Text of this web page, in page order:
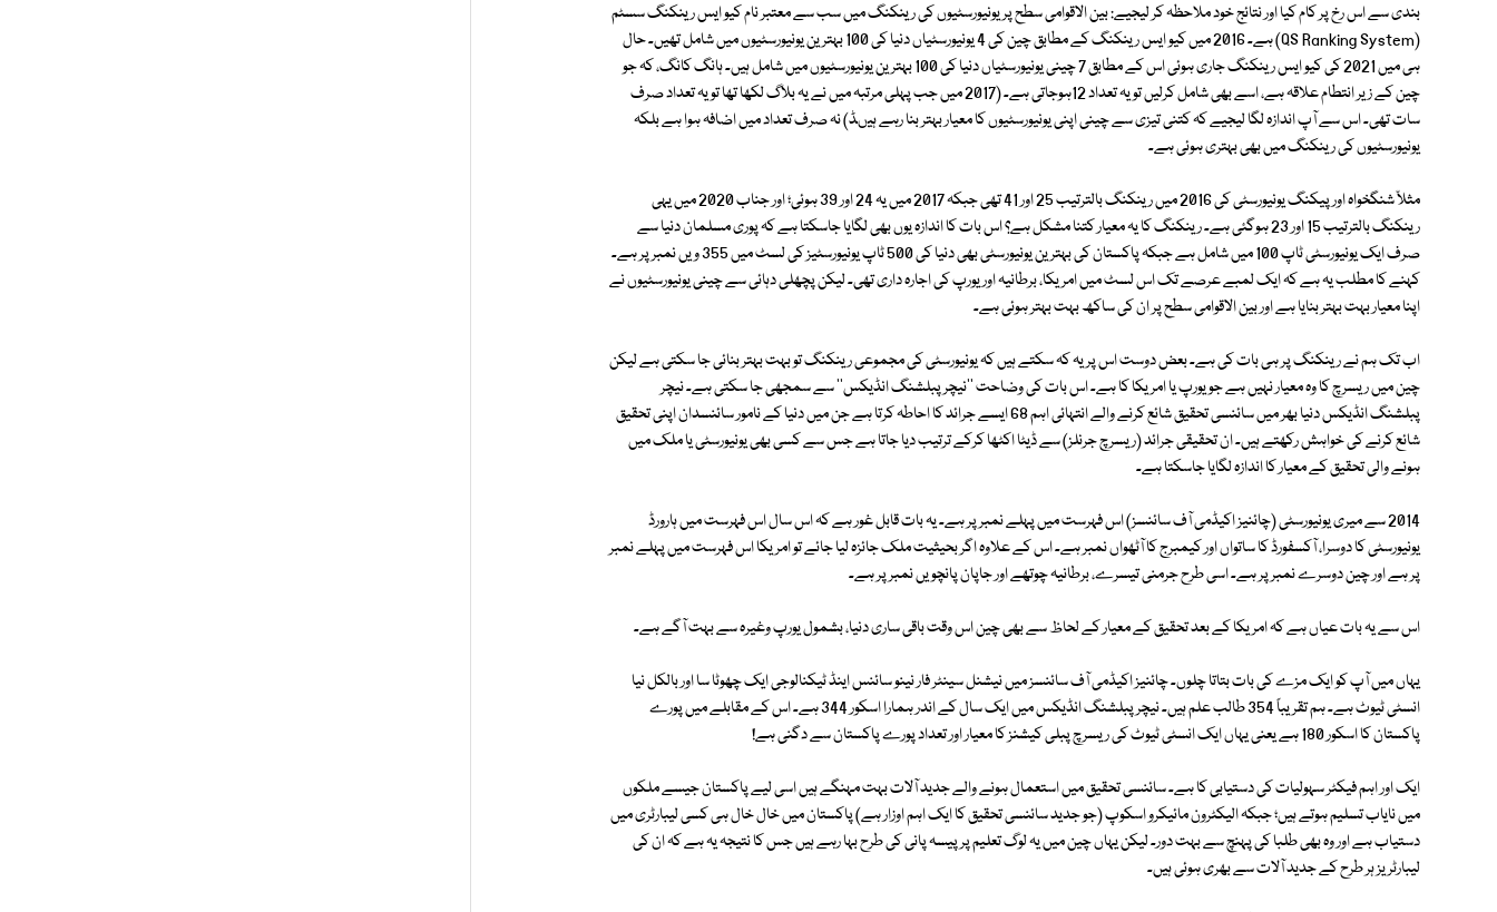
بندی سے اس رخ پر کام کیا اور نتائج خود ملاحظہ کر لیجیے: بین الاقوامی سطح پر یونیورسٹیوں کی رینکنگ میں سب سے معتبر نام کیو ایس رینکنگ سسٹم
(QS Ranking System) ہے۔ 2016 میں کیو ایس رینکنگ کے مطابق چین کی 4 یونیورسٹیاں دنیا کی 100 بہترین یونیورسٹیوں میں شامل تھیں۔ حال
ہی میں 2021 کی کیو ایس رینکنگ جاری ہوئی اس کے مطابق 7 چینی یونیورسٹیاں دنیا کی 100 بہترین یونیورسٹیوں میں شامل ہیں۔ ہانگ کانگ، کہ جو
چین کے زیر انتطام علاقہ ہے، اسے بھی شامل کرلیں تو یہ تعداد 12ہوجاتی ہے۔ (2017 میں جب پہلی مرتبہ میں نے یہ بلاگ لکھا تھا تو یہ تعداد صرف
سات تھی۔ اس سے آپ اندازہ لگا لیجیے کہ کتنی تیزی سے چینی اپنی یونیورسٹیوں کا معیار بہتر بنا رہے ہیںڈ) نہ صرف تعداد میں اضافہ ہوا ہے بلکہ
یونیورسٹیوں کی رینکنگ میں بھی بہتری ہوئی ہے۔
مثلاّ شنگخواہ اور پیکنگ یونیورسٹی کی 2016 میں رینکنگ بالترتیب 25 اور 41 تھی جبکہ 2017 میں یہ 24 اور 39 ہوئی؛ اور جناب 2020 میں یہی
رینکنگ بالترتیب 15 اور 23 ہوگئی ہے۔ رینکنگ کا یہ معیار کتنا مشکل ہے؟ اس بات کا اندازہ یوں بھی لگایا جاسکتا ہے کہ پوری مسلمان دنیا سے
صرف ایک یونیورسٹی ٹاپ 100 میں شامل ہے جبکہ پاکستان کی بہترین یونیورسٹی بھی دنیا کی 500 ٹاپ یونیورسٹیز کی لسٹ میں 355 ویں نمبر پر ہے۔
کہنے کا مطلب یہ ہے کہ ایک لمبے عرصے تک اس لسٹ میں امریکا، برطانیہ اور یورپ کی اجارہ داری تھی۔ لیکن پچھلی دہائی سے چینی یونیورسٹیوں نے
اپنا معیار بہت بہتر بنایا ہے اور بین الاقوامی سطح پر ان کی ساکھ بہت بہتر ہوئی ہے۔
اب تک ہم نے رینکنگ پر ہی بات کی ہے۔ بعض دوست اس پر یہ کہ سکتے ہیں کہ یونیورسٹی کی مجموعی رینکنگ تو بہت بہتر بنائی جا سکتی ہے لیکن
چین میں ریسرچ کا وہ معیار نہیں ہے جو یورپ یا امریکا کا ہے۔ اس بات کی وضاحت ''نیچر پبلشنگ انڈیکس'' سے سمجھی جا سکتی ہے۔ نیچر
پبلشنگ انڈیکس دنیا بھر میں سائنسی تحقیق شائع کرنے والے انتہائی اہم 68 ایسے جرائد کا احاطہ کرتا ہے جن میں دنیا کے نامور سائنسدان اپنی تحقیق
شائع کرنے کی خواہش رکھتے ہیں۔ ان تحقیقی جرائد (ریسرچ جرنلز) سے ڈیٹا اکٹھا کرکے ترتیب دیا جاتا ہے جس سے کسی بھی یونیورسٹی یا ملک میں
ہونے والی تحقیق کے معیار کا اندازہ لگایا جاسکتا ہے۔
2014 سے میری یونیورسٹی (چائنیز اکیڈمی آف سائنسز) اس فہرست میں پہلے نمبر پر ہے۔ یہ بات قابل غور ہے کہ اس سال اس فہرست میں ہارورڈ
یونیورسٹی کا دوسرا، آکسفورڈ کا ساتواں اور کیمبرج کا آٹھواں نمبر ہے۔ اس کے علاوہ اگر بحیثیت ملک جائزہ لیا جائے تو امریکا اس فہرست میں پہلے نمبر
پر ہے اور چین دوسرے نمبر پر ہے۔ اسی طرح جرمنی تیسرے، برطانیہ چوتھے اور جاپان پانچویں نمبر پر ہے۔
اس سے یہ بات عیاں ہے کہ امریکا کے بعد تحقیق کے معیار کے لحاظ سے بھی چین اس وقت باقی ساری دنیا، بشمول یورپ وغیرہ سے بہت آگے ہے۔
یہاں میں آپ کو ایک مزے کی بات بتاتا چلوں۔ چائنیز اکیڈمی آف سائنسز میں نیشنل سینٹر فار نینو سائنس اینڈ ٹیکنالوجی ایک چھوٹا سا اور بالکل نیا
انسٹی ٹیوٹ ہے۔ ہم تقریباً 354 طالب علم ہیں۔ نیچر پبلشنگ انڈیکس میں ایک سال کے اندر ہمارا اسکور 344 ہے۔ اس کے مقابلے میں پورے
پاکستان کا اسکور 180 ہے یعنی یہاں ایک انسٹی ٹیوٹ کی ریسرچ پبلی کیشنز کا معیار اور تعداد پورے پاکستان سے دگنی ہے!
ایک اور اہم فیکٹر سہولیات کی دستیابی کا ہے۔ سائنسی تحقیق میں استعمال ہونے والے جدید آلات بہت مہنگے ہیں اسی لیے پاکستان جیسے ملکوں
میں نایاب تسلیم ہوتے ہیں؛ جبکہ الیکٹرون مائیکرو اسکوپ (جو جدید سائنسی تحقیق کا ایک اہم اوزار ہے) پاکستان میں خال خال ہی کسی لیبارٹری میں
دستیاب ہے اور وہ بھی طلبا کی پہنچ سے بہت دور۔ لیکن یہاں چین میں یہ لوگ تعلیم پر پیسہ پانی کی طرح بہا رہے ہیں جس کا نتیجہ یہ ہے کہ ان کی
لیبارٹریز ہر طرح کے جدید آلات سے بھری ہوئی ہیں۔